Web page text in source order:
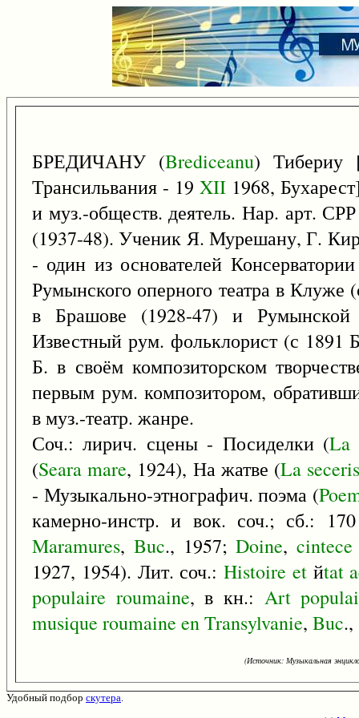
БРЕДИЧАНУ (Brediceanu)
Трансильвания - 19 XII 1968,
и муз.-обществ. деятель. Нар. арт.
(1937-48). Ученик Я. Мурешану, Г.
- один из основателей
Румынского оперного театра в Клуже
в Брашове (1928-47) и Румынской
Известный рум. фольклорист (с 1891
Б. в своём композиторском
первым рум. композитором,
в муз.-театр. жанре.
Соч.: лирич. сцены - Посиделки (La
(Seara mare, 1924), На жатве (La
- Музыкально-этнографич. поэма (
камерно-инстр. и вок. соч.; сб.:
Maramures, Buc., 1957;Doine,cintece
1927, 1954). Лит. соч.: Histoire etйtat
populaire roumaine, в кн.: Art
musique roumaine enTransylvanie, Buc.,
(Источник: Музыкальная
Удобный подбор скутера.